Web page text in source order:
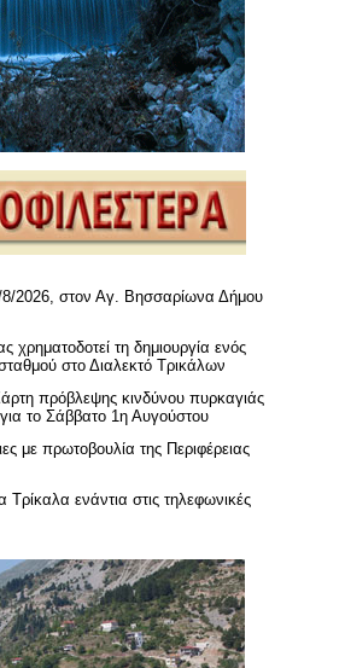
8/2026, στον Αγ. Βησσαρίωνα Δήμου
χρηματοδοτεί τη δημιουργία ενός
στο Διαλεκτό Τρικάλων
πρόβλεψης κινδύνου πυρκαγιάς
το Σάββατο 1η Αυγούστου
με πρωτοβουλία της Περιφέρειας
ενάντια στις τηλεφωνικές